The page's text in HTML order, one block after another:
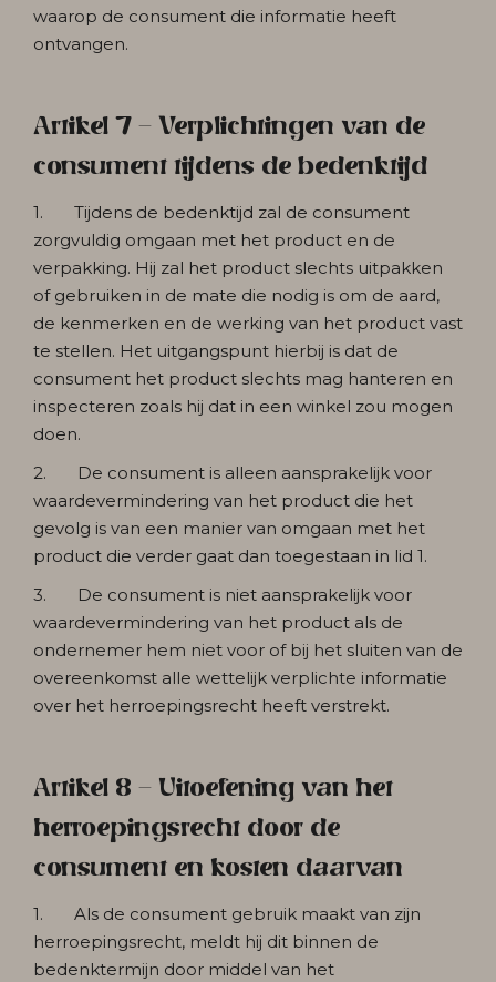
waarop de consument die informatie heeft
ontvangen.
Artikel 7 - Verplichtingen van de
consument tijdens de bedenktijd
1. Tijdens de bedenktijd zal de consument
zorgvuldig omgaan met het product en de
verpakking. Hij zal het product slechts uitpakken
of gebruiken in de mate die nodig is om de aard,
de kenmerken en de werking van het product vast
te stellen. Het uitgangspunt hierbij is dat de
consument het product slechts mag hanteren en
inspecteren zoals hij dat in een winkel zou mogen
doen.
2. De consument is alleen aansprakelijk voor
waardevermindering van het product die het
gevolg is van een manier van omgaan met het
product die verder gaat dan toegestaan in lid 1.
3. De consument is niet aansprakelijk voor
waardevermindering van het product als de
ondernemer hem niet voor of bij het sluiten van de
overeenkomst alle wettelijk verplichte informatie
over het herroepingsrecht heeft verstrekt.
Artikel 8 - Uitoefening van het
herroepingsrecht door de
consument en kosten daarvan
1. Als de consument gebruik maakt van zijn
herroepingsrecht, meldt hij dit binnen de
bedenktermijn door middel van het